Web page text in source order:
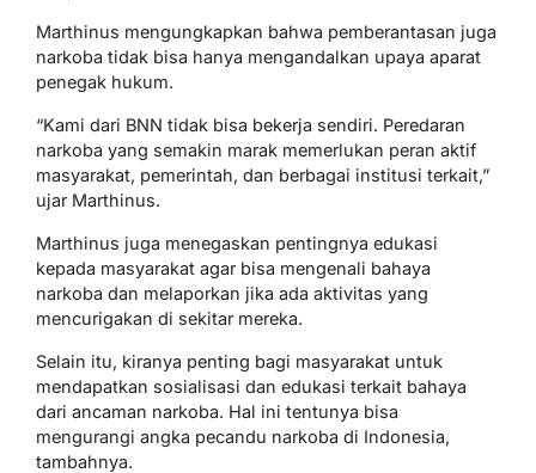
Marthinus mengungkapkan bahwa pemberantasan juga
narkoba tidak bisa hanya mengandalkan upaya aparat
penegak hukum.
“Kami dari BNN tidak bisa bekerja sendiri. Peredaran
narkoba yang semakin marak memerlukan peran aktif
masyarakat, pemerintah, dan berbagai institusi terkait,”
ujar Marthinus.
Marthinus juga menegaskan pentingnya edukasi
kepada masyarakat agar bisa mengenali bahaya
narkoba dan melaporkan jika ada aktivitas yang
mencurigakan di sekitar mereka.
Selain itu, kiranya penting bagi masyarakat untuk
mendapatkan sosialisasi dan edukasi terkait bahaya
dari ancaman narkoba. Hal ini tentunya bisa
mengurangi angka pecandu narkoba di Indonesia,
tambahnya.